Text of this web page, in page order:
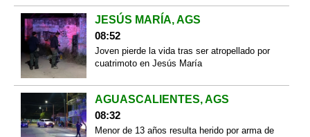
JESÚS MARÍA, AGS
08:52
Joven pierde la vida tras ser atropellado por
cuatrimoto en Jesús María
AGUASCALIENTES, AGS
08:32
Menor de 13 años resulta herido por arma de